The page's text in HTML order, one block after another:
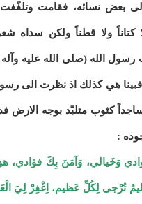
بعض نسائه، فقامت وتلفّفت
كتاناً ولا قطناً ولكن سداه
الله (صلى الله عليه
هي كذلك اذ نظرت الى
كثوب متلبّد بوجه الارض
:
وَخَيالي، وَآمَنَ بِكَ فؤادي،
تُرْجى لِكُلِّ عَظيم، اِغْفِرْ لِيَ